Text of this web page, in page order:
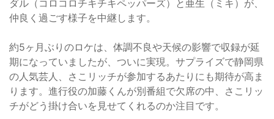
ダル（コロコロチキチキペッパーズ）と亜生（ミキ）が、
仲良く過ごす様子を中継します。
約5ヶ月ぶりのロケは、体調不良や天候の影響で収録が延
期になっていましたが、ついに実現。サプライズで静岡県
の人気芸人、さこリッチが参加するあたりにも期待が高ま
ります。進行役の加藤くんが別番組で欠席の中、さこリッ
チがどう掛け合いを見せてくれるのか注目です。